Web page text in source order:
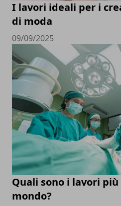
I lavori ideali per i
di moda
09/09/2025
Quali sono i lavori
mondo?